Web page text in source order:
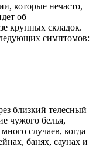
которые нечасто,
об
крупных складок.
симптомов:
близкий телесный
чужого белья,
случаев, когда
банях, саунах и